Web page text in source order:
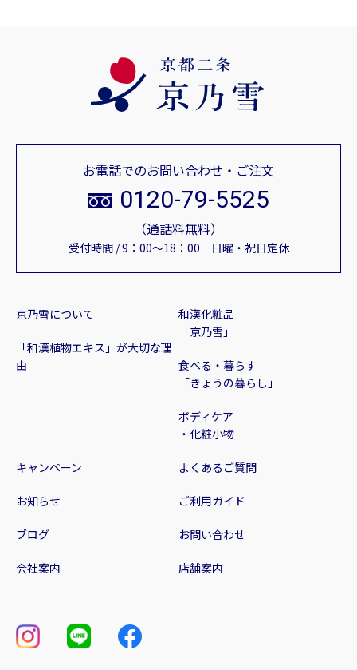
京乃雪について
「和漢植物エキス」が大切な理
由
和漢化粧品
「京乃雪」
食べる・暮らす
「きょうの暮らし」
ボディケア
・化粧小物
キャンペーン
お知らせ
ブログ
会社案内 店舗案内
よくあるご質問
ご利用ガイド
お問い合わせ
お電話でのお問い合わせ・ご注文
0120-79-5525
（通話料無料）
受付時間 / 9：00～18：00 日曜・祝日定休